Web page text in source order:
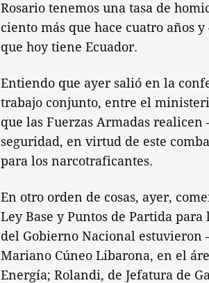
Rosario tenemos una tasa de
ciento más que hace cuatro años
que hoy tiene Ecuador.
Entiendo que ayer salió en la
trabajo conjunto, entre el
que las Fuerzas Armadas realicen
seguridad, en virtud de este
para los narcotraficantes.
En otro orden de cosas, ayer,
Ley Base y Puntos de Partida
del Gobierno Nacional estuvieron
Mariano Cúneo Libarona, en el
Energía; Rolandi, de Jefatura de